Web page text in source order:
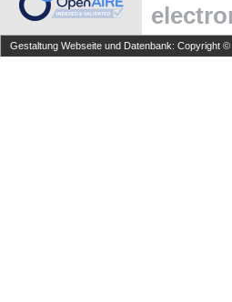
Gestaltung Webseite und Datenbank: Copyright